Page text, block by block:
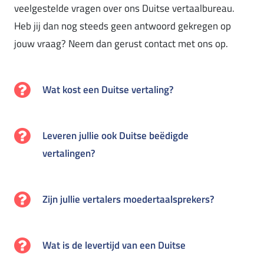
veelgestelde vragen over ons Duitse vertaalbureau.
Heb jij dan nog steeds geen antwoord gekregen op
jouw vraag? Neem dan gerust contact met ons op.
Wat kost een Duitse vertaling?
Leveren jullie ook Duitse beëdigde
vertalingen?
Zijn jullie vertalers moedertaalsprekers?
Wat is de levertijd van een Duitse